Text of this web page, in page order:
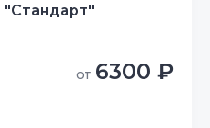
от 6300 ₽